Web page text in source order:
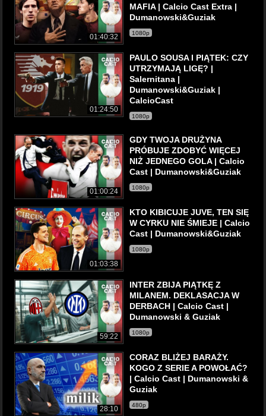
01:40:32
MAFIA | Calcio Cast Extra |
Dumanowski&Guziak
1080p
01:24:50
PAULO SOUSA I PIĄTEK: CZY
UTRZYMAJĄ LIGĘ? |
Salernitana |
Dumanowski&Guziak |
CalcioCast
1080p
01:00:24
GDY TWOJA DRUŻYNA
PRÓBUJE ZDOBYĆ WIĘCEJ
NIŻ JEDNEGO GOLA | Calcio
Cast | Dumanowski&Guziak
1080p
01:03:38
KTO KIBICUJE JUVE, TEN SIĘ
W CYRKU NIE ŚMIEJE | Calcio
Cast | Dumanowski&Guziak
1080p
59:22
INTER ZBIJA PIĄTKĘ Z
MILANEM. DEKLASACJA W
DERBACH | Calcio Cast |
Dumanowski & Guziak
1080p
28:10
CORAZ BLIŻEJ BARAŻY.
KOGO Z SERIE A POWOŁAĆ?
| Calcio Cast | Dumanowski &
Guziak
480p